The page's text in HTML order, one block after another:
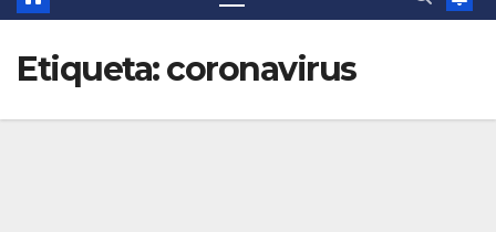
Etiqueta:coronavirus